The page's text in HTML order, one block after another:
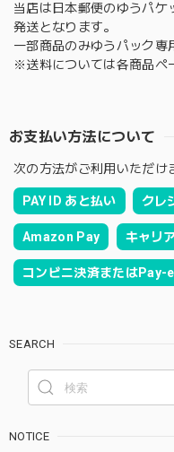
当店は日本郵便のゆうパケ
発送となります。
一部商品のみゆうパック専
※送料については各商品ペ
お支払い方法について
次の方法がご利用いただけ
PAY ID あと払い クレ
Amazon Pay キャリ
コンビニ決済またはPay-
SEARCH
NOTICE